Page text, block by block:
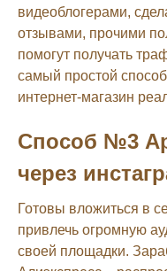
видеоблогерами,
отзывами, прочими
помогут получать
самый простой
интернет-магазин
Способ №3
через
Готовы вложиться в
привлечь огромную
своей площадки.